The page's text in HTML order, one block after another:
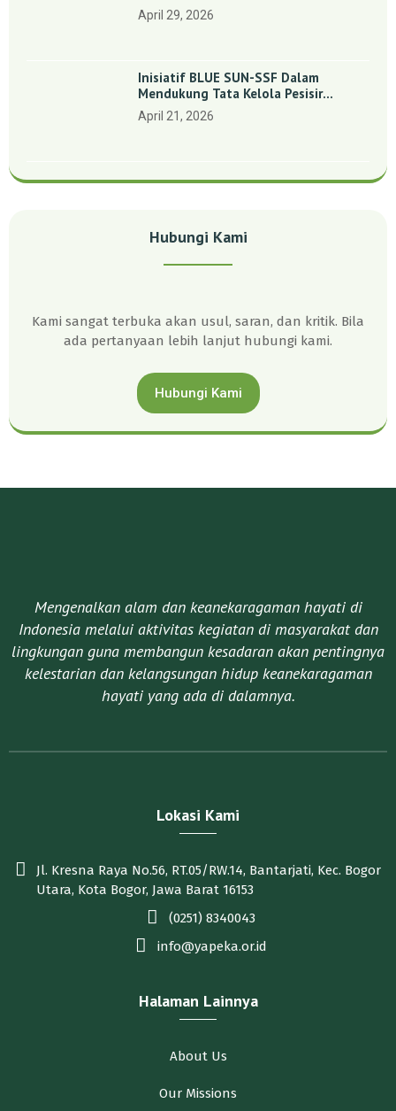
Indonesia’: Perkuat Dasar Ilmiah Dan
Kolaborasi Konservasi
April 29, 2026
Inisiatif BLUE SUN-SSF Dalam
Mendukung Tata Kelola Pesisir
Melalui Pemetaan Partisipatif Di
Enam Desa Kepulauan Riau
April 21, 2026
Hubungi Kami
Kami sangat terbuka akan usul, saran, dan kritik. Bila
ada pertanyaan lebih lanjut hubungi kami.
Hubungi Kami
Mengenalkan alam dan keanekaragaman hayati di
Indonesia melalui aktivitas kegiatan di masyarakat dan
lingkungan guna membangun kesadaran akan pentingnya
kelestarian dan kelangsungan hidup keanekaragaman
hayati yang ada di dalamnya.​
Lokasi Kami
Jl. Kresna Raya No.56, RT.05/RW.14, Bantarjati, Kec. Bogor
Utara, Kota Bogor, Jawa Barat 16153
(0251) 8340043
info@yapeka.or.id
Halaman Lainnya
About Us
Our Missions